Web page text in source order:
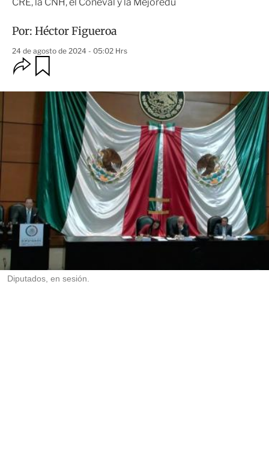
Por: Héctor Figueroa
24 de agosto de 2024 - 05:02 Hrs
O
p
i
e
m
p
a
r
t
r
d
a
r
Diputados, en sesión.